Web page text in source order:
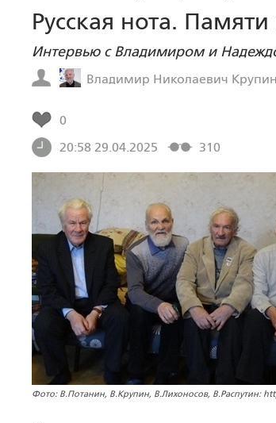
Русская нота.
Интервью с Владимиром и
Владимир Николаевич Крупин
0
20:58 29.04.2025
310
Фото: В.Потанин, В.Крупин, В.Лихоносов, В.Распутин: